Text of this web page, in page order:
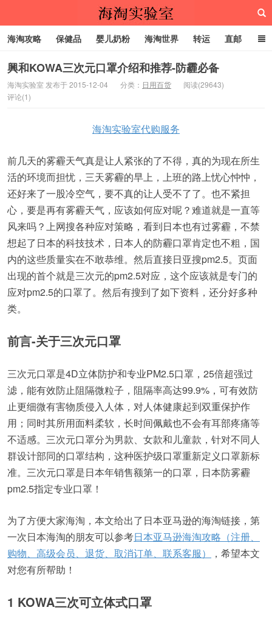
海淘攻略 保健品 婴儿奶粉 海淘世界 转运 直邮
代购服务
興和KOWA三次元口罩介绍和推荐-防霾必备
海淘实验室 发布于 2015-12-04 分类： 日用百货
阅读(29643)
评论(1)
海淘实验室代购服务
前几天的雾霾天气真是让人紧张的了不得，真的为现在所生
活的环境而担忧，三天雾霾的早上，上班的路上忧心忡忡，
还好来了一股冷空气，要不真的让人受不了了。也不紧担
心，要是再有雾霾天气，应该如何应对呢？难道就是一直等
风来吗？上网搜各种应对策略，看到日本也有过雾霾，不禁
想起了日本的科技技术，日本人的防霾口罩肯定也不粗，国
内的这些质量实在不敢恭维。然后直接日亚搜pm2.5。页面
出现的首个就是三次元的pm2.5对应，这个应该就是专门的
应对pm2.5的口罩了。然后有搜到了如下资料，还分好多种
类。
前言-关于三次元口罩
三次元口罩是4D立体防护和专业PM2.5口罩，25倍超强过
滤，能有效防止阻隔微粒子，阻隔率高达99.9%，可有效防
止更细微有害物质侵入人体，对人体健康起到双重保护作
用；同时其所用面料柔软，长时间佩戴也不会有耳部疼痛等
不适感。三次元口罩分为男款、女款和儿童款，针对不同人
群设计部同的口罩结构，这种医护级口罩重新定义口罩新标
准。三次元口罩是日本年销售额第一的口罩，日本防雾霾
pm2.5指定专业口罩！
为了方便大家海淘，本文给出了日本亚马逊的海淘链接，第
一次日本海淘的朋友可以参考日本亚马逊海淘攻略（注册、
购物、高级会员、退货、取消订单、联系客服）
，希望本文
对您有所帮助！
1 KOWA三次可立体式口罩